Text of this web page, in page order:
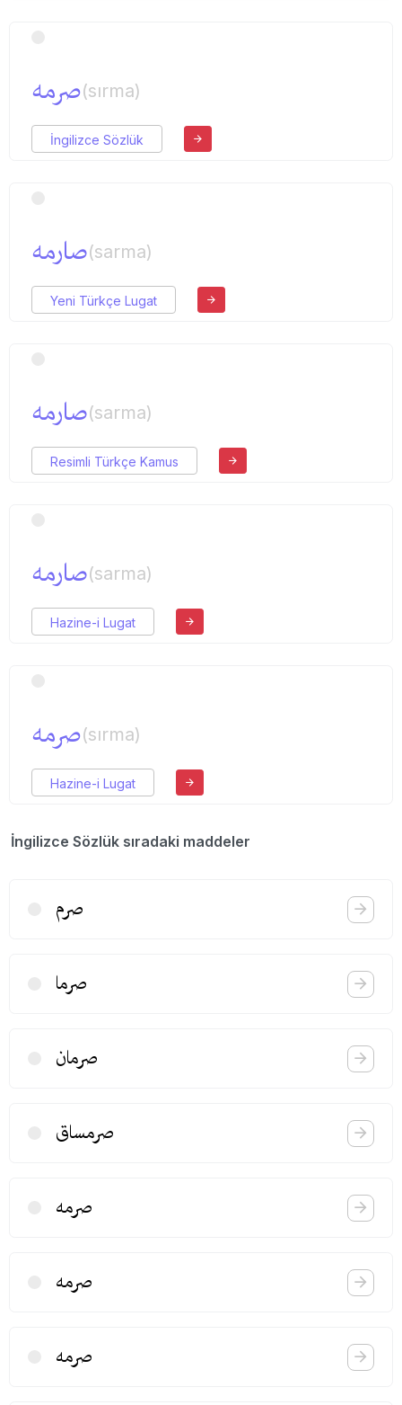
صرمه(sırma)
İngilizce Sözlük
صارمه(sarma)
Yeni Türkçe Lugat
صارمه(sarma)
Resimli Türkçe Kamus
صارمه(sarma)
Hazine-i Lugat
صرمه(sırma)
Hazine-i Lugat
İngilizce Sözlük sıradaki maddeler
صرم
صرما
صرمان
صرمساق
صرمه
صرمه
صرمه